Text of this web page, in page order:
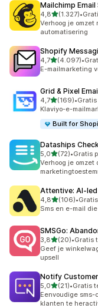
Mailchimp
4,8van 5 sterren
(1.327)
1327 recensies in
•
Verhoog je omzet
automatisering
Shopify
4,7van 5 sterren
(4.097)
4097 recensies
•
E-mailmarketing
Grid & Pixel
4,7van 5 sterren
(169)
169 recensies in
•
Klaviyo-e-
Built for
Dataships
5,0van 5 sterren
(72)
72 recensies in
•Gratis
Verhoog je omzet
Attentive: AI‑led
4,8van 5 sterren
(106)
106 recensies in
•
Sms en e-mail
SMSGo:
3,8van 5 sterren
(20)
20 recensies in
•Gratis
Geef je
upsell
Notify
5,0van 5 sterren
(21)
21 recensies in
•Gratis
Eenvoudige
klanten te